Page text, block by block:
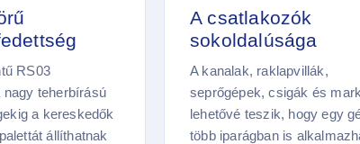
RS03
nagy teherbírású
a kereskedők
állíthatnak
A csatlakozók
sokoldalúsága
A kanalak, raklapvillák,
seprőgépek, csigák és
lehetővé teszik, hogy egy
több iparágban is